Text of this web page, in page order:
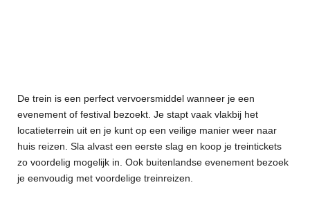
De trein is een perfect vervoersmiddel wanneer je een
evenement of festival bezoekt. Je stapt vaak vlakbij het
locatieterrein uit en je kunt op een veilige manier weer naar
huis reizen. Sla alvast een eerste slag en koop je treintickets
zo voordelig mogelijk in. Ook buitenlandse evenement bezoek
je eenvoudig met voordelige treinreizen.